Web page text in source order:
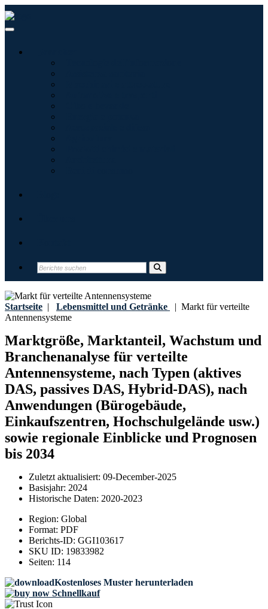
Startseite | Lebensmittel und Getränke | Markt für verteilte
Antennensysteme
Marktgröße, Marktanteil, Wachstum und
Branchenanalyse für verteilte
Antennensysteme, nach Typen (aktives
DAS, passives DAS, Hybrid-DAS), nach
Anwendungen (Bürogebäude,
Einkaufszentren, Hochschulgelände usw.)
sowie regionale Einblicke und Prognosen
bis 2034
Zuletzt aktualisiert: 09-December-2025
Basisjahr: 2024
Historische Daten: 2020-2023
Region: Global
Format: PDF
Berichts-ID: GGI103617
SKU ID: 19833982
Seiten: 114
Kostenloses Muster herunterladen
Schnellkauf